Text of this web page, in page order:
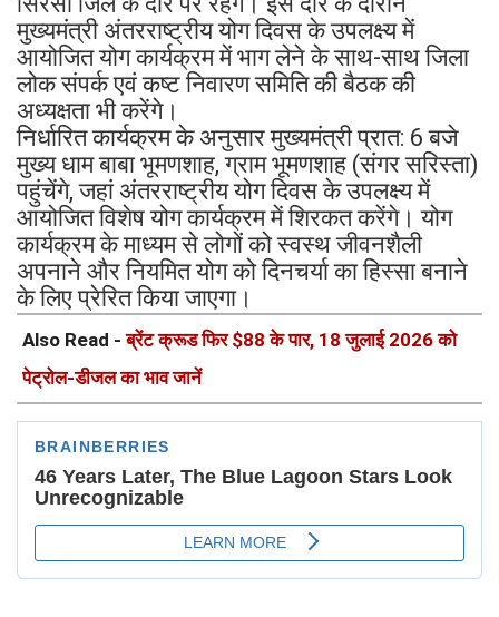
मुख्यमंत्री अंतरराष्ट्रीय योग दिवस के उपलक्ष्य में
आयोजित योग कार्यक्रम में भाग लेने के साथ-साथ जिला
लोक संपर्क एवं कष्ट निवारण समिति की बैठक की
अध्यक्षता भी करेंगे।
निर्धारित कार्यक्रम के अनुसार मुख्यमंत्री प्रात: 6 बजे
मुख्य धाम बाबा भूमणशाह, ग्राम भूमणशाह (संगर सरिस्ता)
पहुंचेंगे, जहां अंतरराष्ट्रीय योग दिवस के उपलक्ष्य में
आयोजित विशेष योग कार्यक्रम में शिरकत करेंगे। योग
कार्यक्रम के माध्यम से लोगों को स्वस्थ जीवनशैली
अपनाने और नियमित योग को दिनचर्या का हिस्सा बनाने
के लिए प्रेरित किया जाएगा।
Also Read -ब्रेंट क्रूड फिर $88 के पार, 18 जुलाई 2026 को
पेट्रोल-डीजल का भाव जानें